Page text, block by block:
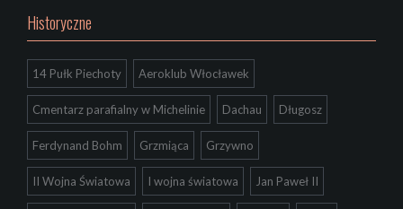
Historyczne
14 Pułk Piechoty Aeroklub Włocławek
Cmentarz parafialny w Michelinie Dachau Długosz
Ferdynand Bohm Grzmiąca Grzywno
II Wojna Światowa I wojna światowa Jan Paweł II